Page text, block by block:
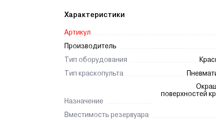
Характеристики
Артикул
Производитель
Тип оборудования
Тип краскопульта
Назначение
поверхностей
Вместимость резервуара